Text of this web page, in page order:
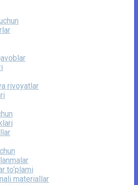
rivoyatlar
to‘plami
materiallar